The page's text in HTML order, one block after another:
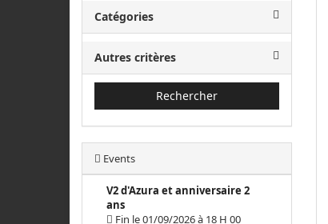
Catégories
Autres critères
Rechercher
Events
V2 d'Azura et anniversaire 2
ans
Fin le 01/09/2026 à 18 H 00